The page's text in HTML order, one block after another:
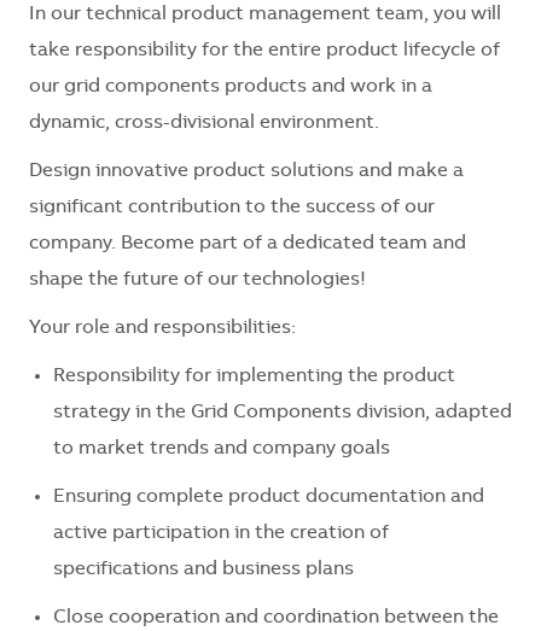
In our technical product management team, you will
take responsibility for the entire product lifecycle of
our grid components products and work in a
dynamic, cross-divisional environment.
Design innovative product solutions and make a
significant contribution to the success of our
company. Become part of a dedicated team and
shape the future of our technologies!
Your role and responsibilities:
Responsibility for implementing the product
strategy in the Grid Components division, adapted
to market trends and company goals
Ensuring complete product documentation and
active participation in the creation of
specifications and business plans
Close cooperation and coordination between the